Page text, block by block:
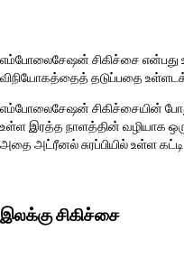
எம்போலைசேஷன் சிகிச்சை என்பது
விநியோகத்தைத் தடுப்பதை
எம்போலைசேஷன் சிகிச்சையின்
உள்ள இரத்த நாளத்தின் வழியாக ஒரு
அதை அட்ரீனல் சுரப்பியில் உள்ள
இலக்கு சிகிச்சை